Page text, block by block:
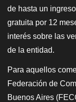
de hasta un
gratuita por 12
interés sobre las
de la entidad.
Para aquellos
Federación de
Buenos Aires